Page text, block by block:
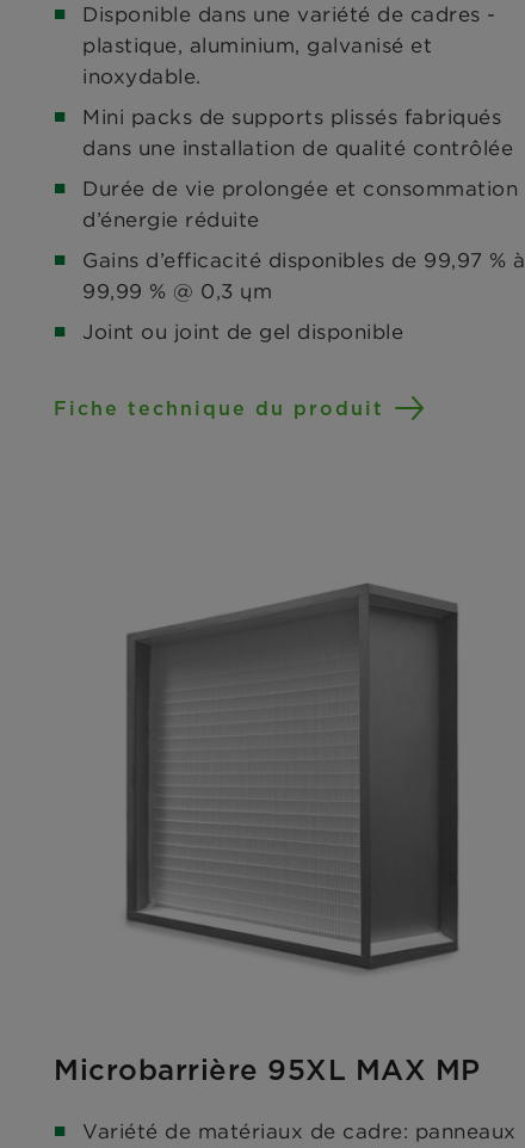
Disponible dans une variété de cadres -
plastique, aluminium, galvanisé et
inoxydable.
Mini packs de supports plissés fabriqués
dans une installation de qualité contrôlée
Durée de vie prolongée et consommation
d’énergie réduite
Gains d’efficacité disponibles de 99,97 % à
99,99 % @ 0,3 ųm
Joint ou joint de gel disponible
Fiche technique du produit
Microbarrière 95XL MAX MP
Variété de matériaux de cadre: panneaux